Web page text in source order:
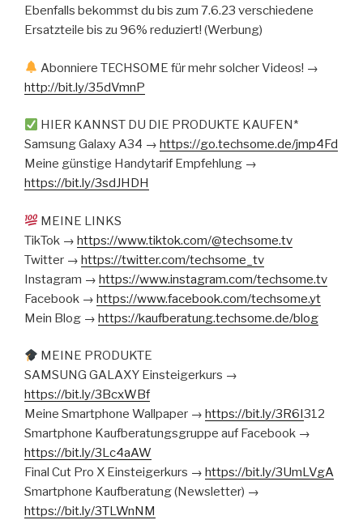
Ebenfalls bekommst du bis zum 7.6.23 verschiedene
Ersatzteile bis zu 96% reduziert! (Werbung)
Abonniere TECHSOME für mehr solcher Videos! →
http://bit.ly/35dVmnP
HIER KANNST DU DIE PRODUKTE KAUFEN*
Samsung Galaxy A34 → https://go.techsome.de/jmp4Fd
Meine günstige Handytarif Empfehlung →
https://bit.ly/3sdJHDH
MEINE LINKS
TikTok → https://www.tiktok.com/@techsome.tv
Twitter → https://twitter.com/techsome_tv
Instagram → https://www.instagram.com/techsome.tv
Facebook → https://www.facebook.com/techsome.yt
Mein Blog → https://kaufberatung.techsome.de/blog
MEINE PRODUKTE
SAMSUNG GALAXY Einsteigerkurs →
https://bit.ly/3BcxWBf
Meine Smartphone Wallpaper → https://bit.ly/3R6I312
Smartphone Kaufberatungsgruppe auf Facebook →
https://bit.ly/3Lc4aAW
Final Cut Pro X Einsteigerkurs → https://bit.ly/3UmLVgA
Smartphone Kaufberatung (Newsletter) →
https://bit.ly/3TLWnNM